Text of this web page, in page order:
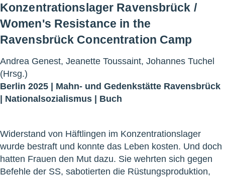
Konzentrationslager Ravensbrück /
Women's Resistance in the
Ravensbrück Concentration Camp
Andrea Genest, Jeanette Toussaint, Johannes Tuchel
(Hrsg.)
Berlin 2025 | Mahn- und Gedenkstätte Ravensbrück
| Nationalsozialismus | Buch
Widerstand von Häftlingen im Konzentrationslager
wurde bestraft und konnte das Leben kosten. Und doch
hatten Frauen den Mut dazu. Sie wehrten sich gegen
Befehle der SS, sabotierten die Rüstungsproduktion,